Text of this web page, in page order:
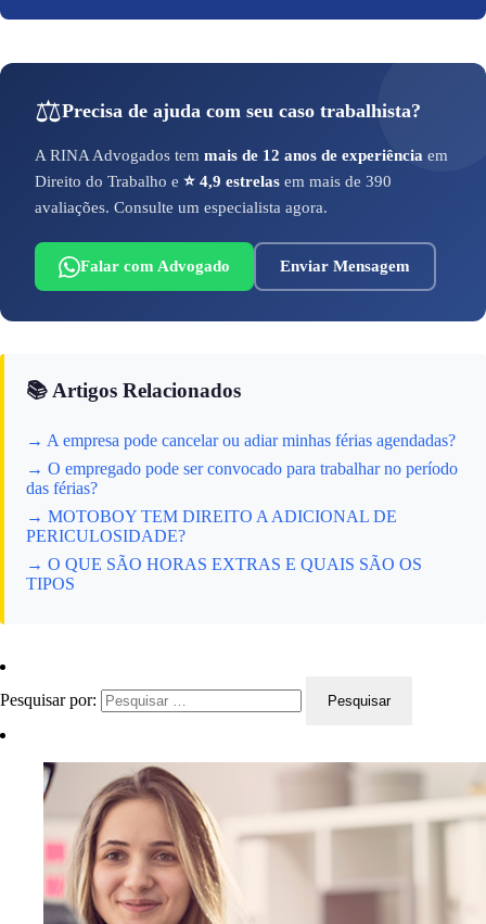
⚖️Precisa de ajuda com seu caso trabalhista?
A RINA Advogados tem mais de 12 anos de experiência em
Direito do Trabalho e ⭐ 4,9 estrelas em mais de 390
avaliações. Consulte um especialista agora.
Falar com Advogado Enviar Mensagem
📚 Artigos Relacionados
→ A empresa pode cancelar ou adiar minhas férias agendadas?
→ O empregado pode ser convocado para trabalhar no período
das férias?
→ MOTOBOY TEM DIREITO A ADICIONAL DE
PERICULOSIDADE?
→ O QUE SÃO HORAS EXTRAS E QUAIS SÃO OS
TIPOS
Pesquisar por: